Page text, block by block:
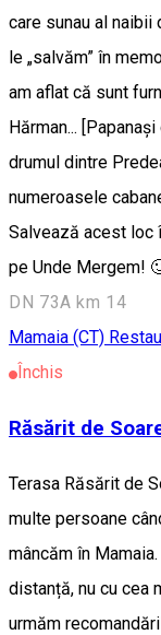
care sunau al naibii
le „salvăm” în
am aflat că sunt
Hărman...
drumul dintre
numeroasele
Salvează acest loc
pe Unde Mergem!
DN 73A km 14
Mamaia (CT)
Închis
Răsărit de
Terasa Răsărit de
multe persoane
mâncăm în
distanță, nu cu cea
urmăm